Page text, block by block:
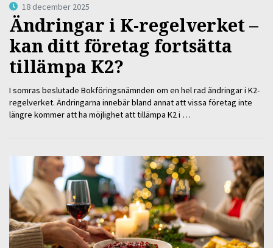
18 december 2025
Ändringar i K-regelverket –
kan ditt företag fortsätta
tillämpa K2?
I somras beslutade Bokföringsnämnden om en hel rad ändringar i K2-
regelverket. Ändringarna innebär bland annat att vissa företag inte
längre kommer att ha möjlighet att tillämpa K2 i …